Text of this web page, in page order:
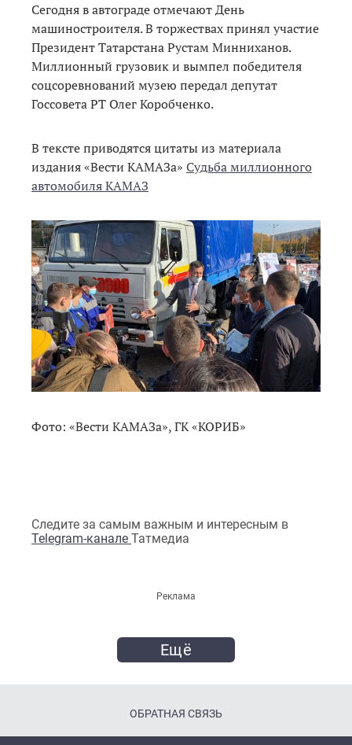
Сегодня в автограде отмечают День
машиностроителя. В торжествах принял участие
Президент Татарстана Рустам Минниханов.
Миллионный грузовик и вымпел победителя
соцсоревнований музею передал депутат
Госсовета РТ Олег Коробченко.
В тексте приводятся цитаты из материала
издания «Вести КАМАЗа» Судьба миллионного
автомобиля КАМАЗ
Фото: «Вести КАМАЗа», ГК «КОРИБ»
Следите за самым важным и интересным в
Telegram-канале Татмедиа
Реклама
Ещё
ОБРАТНАЯ СВЯЗЬ